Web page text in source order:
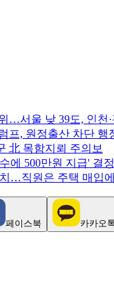
…서울 낮 39도, 인천·
프, 원정출산 차단 행
北 목함지뢰 주의보
에 500만원 지급' 결
…직원은 주택 매입
페이스북 카카오